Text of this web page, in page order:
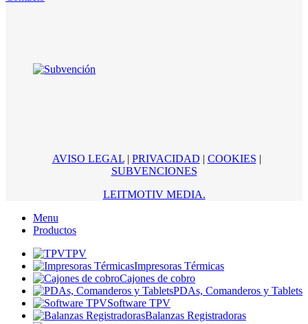
AVISO LEGAL| PRIVACIDAD | COOKIES |
SUBVENCIONES
LEITMOTIV MEDIA.
Menu
Productos
TPV
Impresoras Térmicas
Cajones de cobro
PDAs, Comanderos y Tablets
Software TPV
Balanzas Registradoras